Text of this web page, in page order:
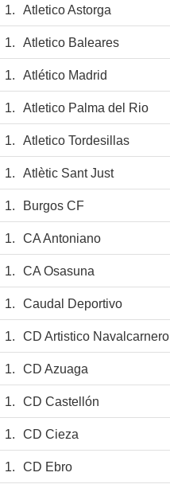
1. Atletico Astorga
1. Atletico Baleares
1. Atlético Madrid
1. Atletico Palma del Rio
1. Atletico Tordesillas
1. Atlètic Sant Just
1. Burgos CF
1. CA Antoniano
1. CA Osasuna
1. Caudal Deportivo
1. CD Artistico Navalcarnero
1. CD Azuaga
1. CD Castellón
1. CD Cieza
1. CD Ebro